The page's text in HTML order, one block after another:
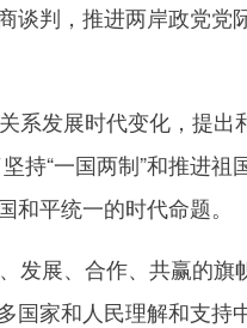
谈判，推进两岸政党
展时代变化，提出和
持“一国两制”和推进
平统一的时代命题。
、合作、共赢的旗
家和人民理解和支持